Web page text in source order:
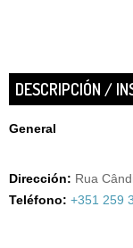
DESCRIPCIÓN /
General
Dirección: Rua
Teléfono: +351 259